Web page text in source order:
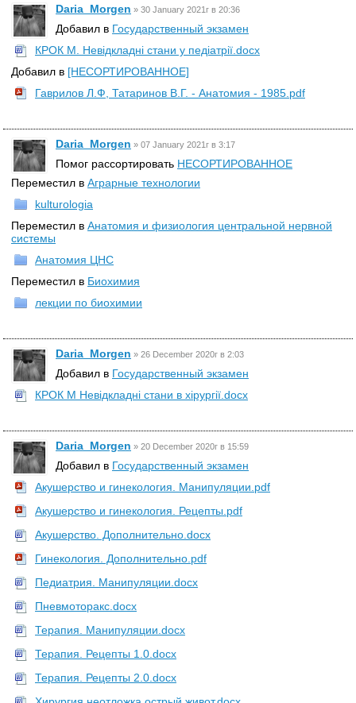
Daria_Morgen » 30 January 2021г в 20:36
Добавил в Государственный экзамен
КРОК М. Невідкладні стани у педіатрії.docx
Добавил в [НЕСОРТИРОВАННОЕ]
Гаврилов Л.Ф, Татаринов В.Г. - Анатомия - 1985.pdf
Daria_Morgen » 07 January 2021г в 3:17
Помог рассортировать НЕСОРТИРОВАННОЕ
Переместил в Аграрные технологии
kulturologia
Переместил в Анатомия и физиология центральной нервной
системы
Анатомия ЦНС
Переместил в Биохимия
лекции по биохимии
Daria_Morgen » 26 December 2020г в 2:03
Добавил в Государственный экзамен
КРОК М Невідкладні стани в хірургії.docx
Daria_Morgen » 20 December 2020г в 15:59
Добавил в Государственный экзамен
Акушерство и гинекология. Манипуляции.pdf
Акушерство и гинекология. Рецепты.pdf
Акушерство. Дополнительно.docx
Гинекология. Дополнительно.pdf
Педиатрия. Манипуляции.docx
Пневмоторакс.docx
Терапия. Манипуляции.docx
Терапия. Рецепты 1.0.docx
Терапия. Рецепты 2.0.docx